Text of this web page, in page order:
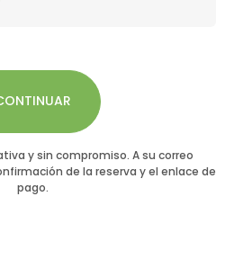
y sin compromiso. A su correo
de la reserva y el enlace de
pago.